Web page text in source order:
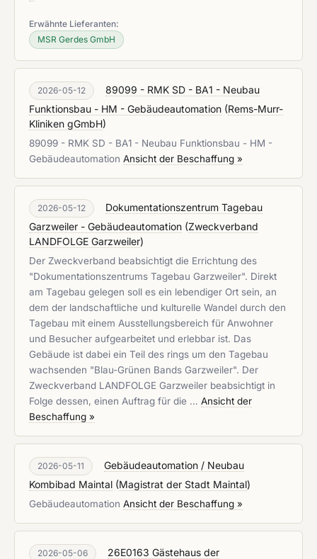
Erwähnte Lieferanten:
MSR Gerdes GmbH
2026-05-12
89099 - RMK SD - BA1 - Neubau
Funktionsbau - HM - Gebäudeautomation (Rems-Murr-
Kliniken gGmbH)
89099 - RMK SD - BA1 - Neubau Funktionsbau - HM -
Gebäudeautomation Ansicht der Beschaffung »
2026-05-12
Dokumentationszentrum Tagebau
Garzweiler - Gebäudeautomation (Zweckverband
LANDFOLGE Garzweiler)
Der Zweckverband beabsichtigt die Errichtung des
"Dokumentationszentrums Tagebau Garzweiler". Direkt
am Tagebau gelegen soll es ein lebendiger Ort sein, an
dem der landschaftliche und kulturelle Wandel durch den
Tagebau mit einem Ausstellungsbereich für Anwohner
und Besucher aufgearbeitet und erlebbar ist. Das
Gebäude ist dabei ein Teil des rings um den Tagebau
wachsenden "Blau-Grünen Bands Garzweiler". Der
Zweckverband LANDFOLGE Garzweiler beabsichtigt in
Folge dessen, einen Auftrag für die … Ansicht der
Beschaffung »
2026-05-11
Gebäudeautomation / Neubau
Kombibad Maintal (Magistrat der Stadt Maintal)
Gebäudeautomation Ansicht der Beschaffung »
2026-05-06
26E0163 Gästehaus der